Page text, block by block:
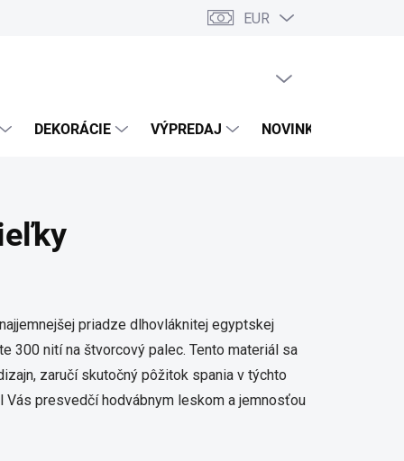
EUR
DEKORÁCIE VÝPREDAJ NOVINKY
priadze dlhovláknitej egyptskej
300 nití na štvorcový palec. Tento materiál sa
zaručí skutočný pôžitok spania v týchto
presvedčí hodvábnym leskom a jemnosťou